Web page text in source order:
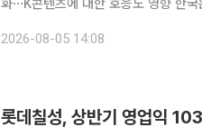
화⋯K콘텐츠에 대한 호응도 영향 한국은행이 미래 우리나라 관광서비스 수출을 이끌 핵심 고객군으
은 낮지만 빠르게 성장하는 소득 수준
2026-08-05 14:08
롯데칠성, 상반기 영업익